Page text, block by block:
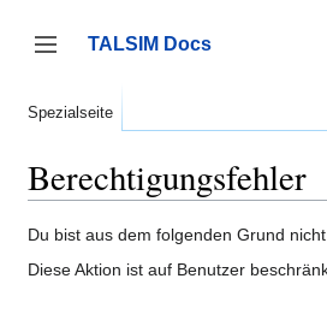
springen
Seitenleiste umschalten
TALSIM Docs
Spezialseite
Berechtigungsfehler
Du bist aus dem folgenden Grund
Diese Aktion ist auf Benutzer